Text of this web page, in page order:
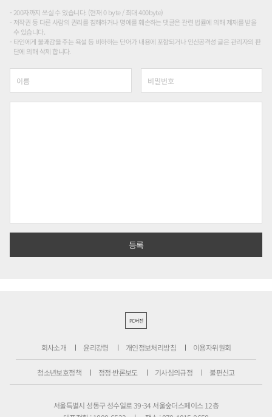
200자까지 쓰실 수 있습니다. (현재 0 byte / 최대 400byte)
저작권 등 다른 사람의 권리를 침해하거나 명예를 훼손하는 댓글은 관련 법률에 의해 제재를 받을
수 있습니다.
타인에게 불쾌감을 주는 욕설 등 비하하는 단어가 내용에 포함되거나 인신공격성 글은 관리자의 판
단에 의해 삭제 합니다.
PC버전
회사소개 윤리강령 개인정보처리방침 이용자위원회
청소년보호정책 정정·반론보도 기사심의규정 불편신고
서울특별시 성동구 성수일로 39-34 서울숲더스페이스 12층